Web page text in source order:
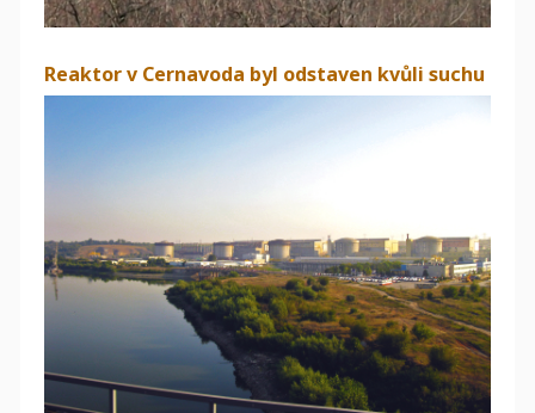
Reaktor v Cernavoda byl odstaven kvůli suchu